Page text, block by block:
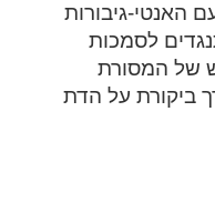
האנטי-גיבורות
לסמכות
של המסורת
ביקורת על הדת